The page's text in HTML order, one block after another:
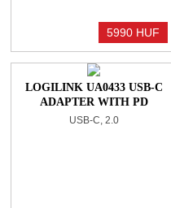
5990 HUF
LOGILINK UA0433 USB-C
ADAPTER WITH PD
CHARGING PORT WHITE
USB-C, 2.0